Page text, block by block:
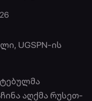
UGSPN-ის
აღქმა რუსეთ-